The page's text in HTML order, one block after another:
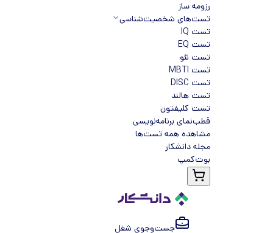
رزومه ساز
تست‌های شخصیت‌شناسی
تست IQ
تست EQ
تست نئو
تست MBTI
تست DISC
تست هالند
تست کلیفتون
قطب‌نمای برنامه‌نویسی
مشاهده همه تست‌ها
مجله دانشکار
بوت‌کمپ
جست‌و‌جوی شغل